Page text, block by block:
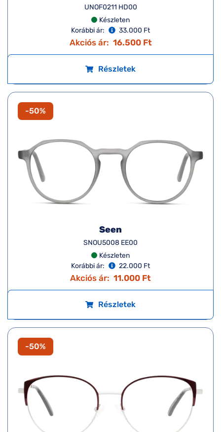
UNOF0211 HD00
Készleten
Korábbi ár:
33.000 Ft
Akciós ár: 16.500 Ft
Részletek
-50%
Seen
SNOU5008 EE00
Készleten
Korábbi ár:
22.000 Ft
Akciós ár: 11.000 Ft
Részletek
-50%